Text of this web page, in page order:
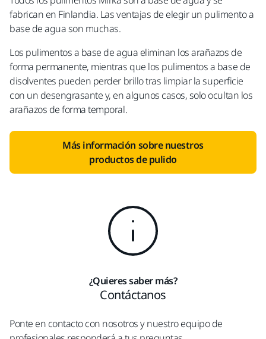
fabrican en Finlandia. Las ventajas de elegir un pulimento a
base de agua son muchas.
Los pulimentos a base de agua eliminan los arañazos de
forma permanente, mientras que los pulimentos a base de
disolventes pueden perder brillo tras limpiar la superficie
con un desengrasante y, en algunos casos, solo ocultan los
arañazos de forma temporal.
Más información sobre nuestros
productos de pulido
¿Quieres saber más?
Contáctanos
Ponte en contacto con nosotros y nuestro equipo de